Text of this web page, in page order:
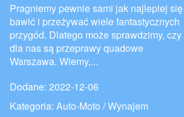
Pragniemy pewnie sami jak najlepiej się
bawić i przeżywać wiele fantastycznych
przygód. Dlatego może sprawdzimy, czy
dla nas są przeprawy quadowe
Warszawa. Wiemy,...
Dodane: 2022-12-06
Kategoria: Auto-Moto / Wynajem